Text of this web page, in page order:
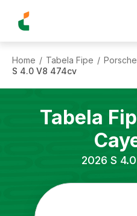
Home / Tabela Fipe / Porsche
S 4.0 V8 474cv
Tabela
2026 S